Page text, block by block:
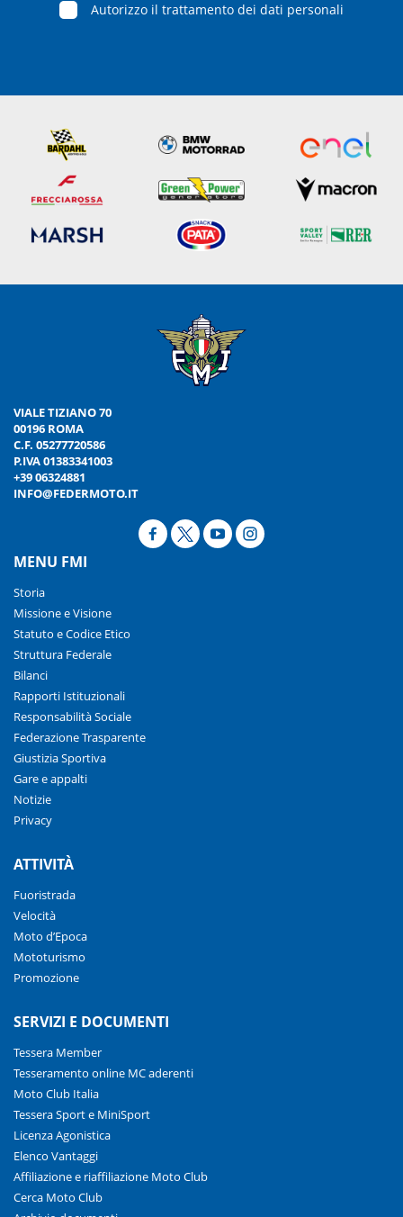
Autorizzo il trattamento dei dati personali
VIALE TIZIANO 70
00196 ROMA
C.F. 05277720586
P.IVA 01383341003
+39 06324881
INFO@FEDERMOTO.IT
MENU FMI
Storia
Missione e Visione
Statuto e Codice Etico
Struttura Federale
Bilanci
Rapporti Istituzionali
Responsabilità Sociale
Federazione Trasparente
Giustizia Sportiva
Gare e appalti
Notizie
Privacy
ATTIVITÀ
Fuoristrada
Velocità
Moto d’Epoca
Mototurismo
Promozione
SERVIZI E DOCUMENTI
Tessera Member
Tesseramento online MC aderenti
Moto Club Italia
Tessera Sport e MiniSport
Licenza Agonistica
Elenco Vantaggi
Affiliazione e riaffiliazione Moto Club
Cerca Moto Club